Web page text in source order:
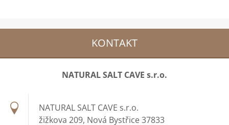
KONTAKT
NATURAL SALT CAVE s.r.o.
NATURAL SALT CAVE s.r.o.
žižkova 209, Nová Bystřice 37833